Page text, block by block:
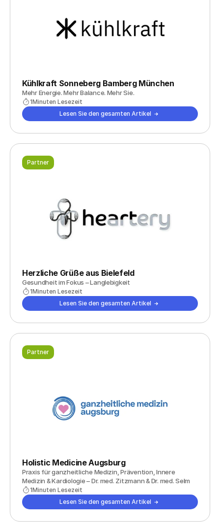
Kühlkraft Sonneberg Bamberg München
Mehr Energie. Mehr Balance. Mehr Sie.
1Minuten Lesezeit
Lesen Sie den gesamten Artikel
Partner
Herzliche Grüße aus Bielefeld
Gesundheit im Fokus – Langlebigkeit
1Minuten Lesezeit
Lesen Sie den gesamten Artikel
Partner
Holistic Medicine Augsburg
Praxis für ganzheitliche Medizin, Prävention, Innere
Medizin & Kardiologie – Dr. med. Zitzmann & Dr. med. Selm
1Minuten Lesezeit
Lesen Sie den gesamten Artikel